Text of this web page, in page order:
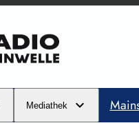
Mediathek